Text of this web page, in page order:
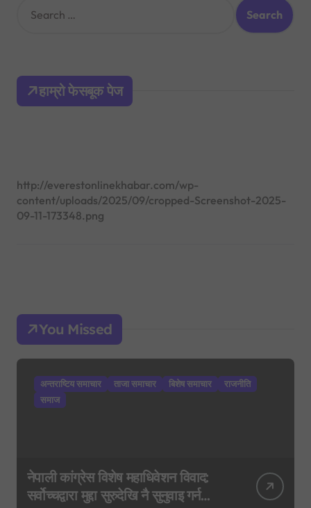
h
o
हाम्रो फेसबूक पेज
http://everestonlinekhabar.com/wp-
content/uploads/2025/09/cropped-Screenshot-2025-
09-11-173348.png
You Missed
अन्तराष्टिय समाचार ताजा समाचार बिशेष समाचार
राजनीति
समाज
नेपाली कांग्रेस विशेष महाधिवेशन विवाद:
सर्वोच्चद्वारा मुद्दा सुरुदेखि नै सुनुवाइ गर्न